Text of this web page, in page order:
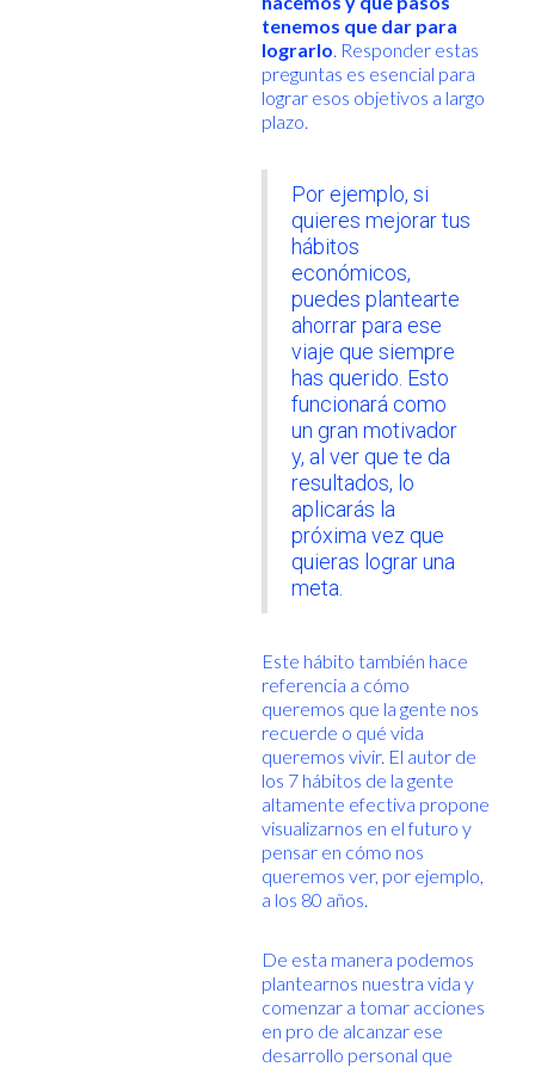
tenemos que dar para
lograrlo . Responder estas
preguntas es esencial para
lograr esos objetivos a largo
plazo.
Por ejemplo, si
quieres mejorar tus
hábitos
económicos,
puedes plantearte
ahorrar para ese
viaje que siempre
has querido. Esto
funcionará como
un gran motivador
y, al ver que te da
resultados, lo
aplicarás la
próxima vez que
quieras lograr una
meta.
Este hábito también hace
referencia a cómo
queremos que la gente nos
recuerde o qué vida
queremos vivir. El autor de
los 7 hábitos de la gente
altamente efectiva propone
visualizarnos en el futuro y
pensar en cómo nos
queremos ver, por ejemplo,
a los 80 años.
De esta manera podemos
plantearnos nuestra vida y
comenzar a tomar acciones
en pro de alcanzar ese
desarrollo personal que